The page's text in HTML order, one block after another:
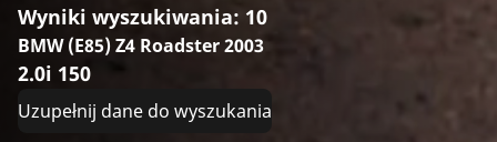
Wyniki wyszukiwania: 10
BMW (E85) Z4 Roadster 2003
2.0i 150
Uzupełnij dane do wyszukania